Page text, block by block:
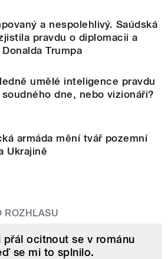
a nespolehlivý. Saúdská
pravdu o diplomacii a
Trumpa
umělé inteligence pravdu
dne, nebo vizionáři?
armáda mění tvář pozemní
Ukrajině
ROZHLASU
přál ocitnout se v románu
se mi to splnilo.